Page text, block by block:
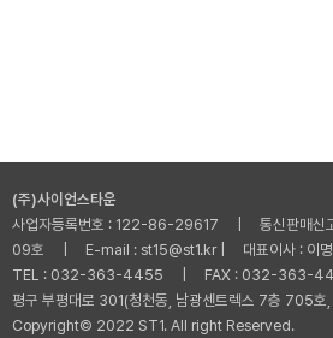
(주)사이언스타운
사업자등록번호 : 122-86-29617 | 통신판매신고
09호 | E-mail : st15@st1.kr | 대표이사 : 이명
TEL : 032-363-4455 | FAX : 032-363-
평구 부평대로 301(청천동, 남광센트렉스 7층 705
Copyright© 2022 ST1. All right Reserved.